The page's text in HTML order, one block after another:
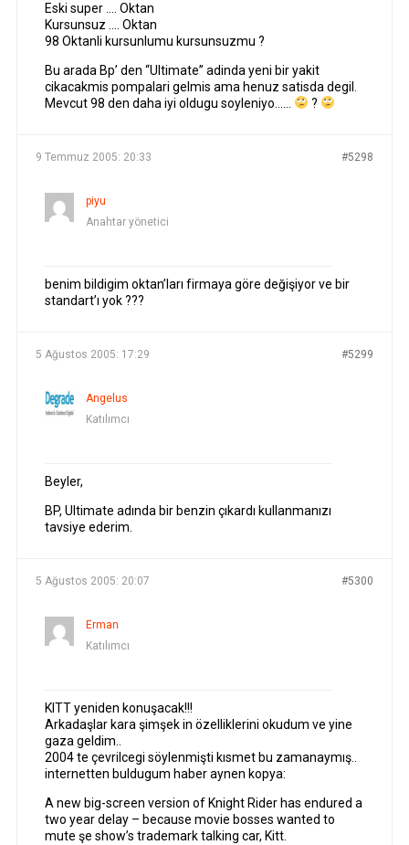
Eski super …. Oktan
Kursunsuz …. Oktan
98 Oktanli kursunlumu kursunsuzmu ?
Bu arada Bp’ den “Ultimate” adinda yeni bir yakit
cikacakmis pompalari gelmis ama henuz satisda degil.
Mevcut 98 den daha iyi oldugu soyleniyo……
?
9 Temmuz 2005: 20:33 #5298
piyu
Anahtar yönetici
benim bildigim oktan’ları firmaya göre değişiyor ve bir
standart’ı yok ???
5 Ağustos 2005: 17:29 #5299
Angelus
Katılımcı
Beyler,
BP, Ultimate adında bir benzin çıkardı kullanmanızı
tavsiye ederim.
5 Ağustos 2005: 20:07 #5300
Erman
Katılımcı
KITT yeniden konuşacak!!!
Arkadaşlar kara şimşek in özelliklerini okudum ve yine
gaza geldim..
2004 te çevrilcegi söylenmişti kısmet bu zamanaymış..
internetten buldugum haber aynen kopya:
A new big-screen version of Knight Rider has endured a
two year delay – because movie bosses wanted to
mute şe show’s trademark talking car, Kitt.